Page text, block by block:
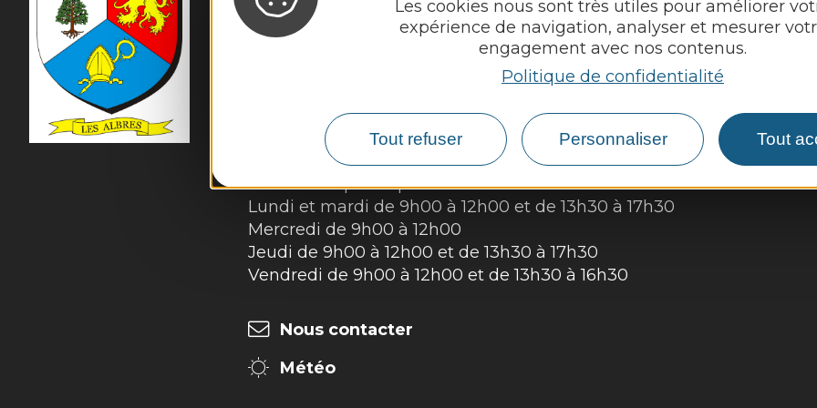
Les cookies nous sont très utiles pour améliorer
expérience de navigation, analyser et mesurer
engagement avec nos contenus.
Politique de confidentialité
Tout refuser Personnaliser Tout
MAIRIE
DES ALBRES
45 rue de la Mairie
Accueil physique :
Du lundi au vendredi 9h00 à 12h00
Accueil téléphonique :
Lundi et mardi de 9h00 à 12h00 et de 13h30 à 17h30
Mercredi de 9h00 à 12h00
Jeudi de 9h00 à 12h00 et de 13h30 à 17h30
Vendredi de 9h00 à 12h00 et de 13h30 à 16h30
Nous contacter
Météo
Découvrir
Vie
Vie locale